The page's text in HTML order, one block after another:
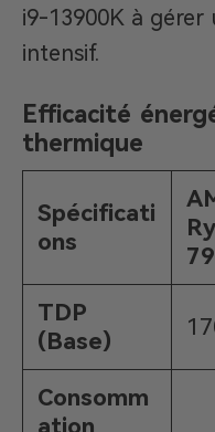
i9-13900K à
intensif.
Efficacité
thermique
Spécificati
ons
TDP
(Base)
Consomm
ation